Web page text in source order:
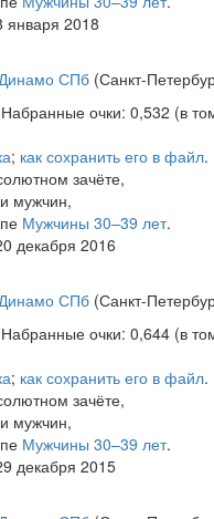
января 2018
СПб (Санкт-
очки: 0,532 (в
; как сохранить его в файл.
зачёте,
мужчин,
Мужчины 30–39 лет.
декабря 2016
СПб (Санкт-
очки: 0,644 (в
; как сохранить его в файл.
зачёте,
мужчин,
Мужчины 30–39 лет.
декабря 2015